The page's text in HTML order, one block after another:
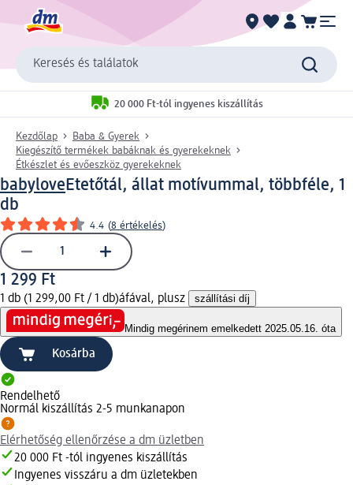
Keresés és találatok
20 000 Ft-tól ingyenes kiszállítás
Kezdőlap
Baba & Gyerek
Kiegészítő termékek babáknak és gyerekeknek
Étkészlet és evőeszköz gyerekeknek
babyloveEtetőtál, állat motívummal, többféle, 1
db
4.4 (8 értékelés)
1 299 Ft
1 db (1 299,00 Ft / 1 db)áfával, plusz szállítási díj
Mindig megérinem emelkedett 2025.05.16. óta
Kosárba
Rendelhető
Normál kiszállítás 2-5 munkanapon
Elérhetőség ellenőrzése a dm üzletben
20 000 Ft -tól ingyenes kiszállítás
Ingyenes visszáru a dm üzletekben